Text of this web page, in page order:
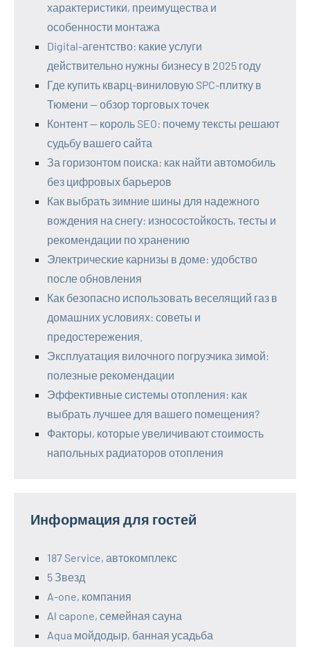
характеристики, преимущества и
особенности монтажа
Digital-агентство: какие услуги
действительно нужны бизнесу в 2025 году
Где купить кварц-виниловую SPC-плитку в
Тюмени — обзор торговых точек
Контент — король SEO: почему тексты решают
судьбу вашего сайта
За горизонтом поиска: как найти автомобиль
без цифровых барьеров
Как выбрать зимние шины для надежного
вождения на снегу: износостойкость, тесты и
рекомендации по хранению
Электрические карнизы в доме: удобство
после обновления
Как безопасно использовать веселящий газ в
домашних условиях: советы и
предостережения.
Эксплуатация вилочного погрузчика зимой:
полезные рекомендации
Эффективные системы отопления: как
выбрать лучшее для вашего помещения?
Факторы, которые увеличивают стоимость
напольных радиаторов отопления
Информация для гостей
187 Service, автокомплекс
5 Звезд
A-one, компания
Al capone, семейная сауна
Aqua мойдодыр, банная усадьба